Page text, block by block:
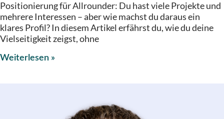
Positionierung für Allrounder: Du hast viele Projekte und
mehrere Interessen – aber wie machst du daraus ein
klares Profil? In diesem Artikel erfährst du, wie du deine
Vielseitigkeit zeigst, ohne
Weiterlesen »